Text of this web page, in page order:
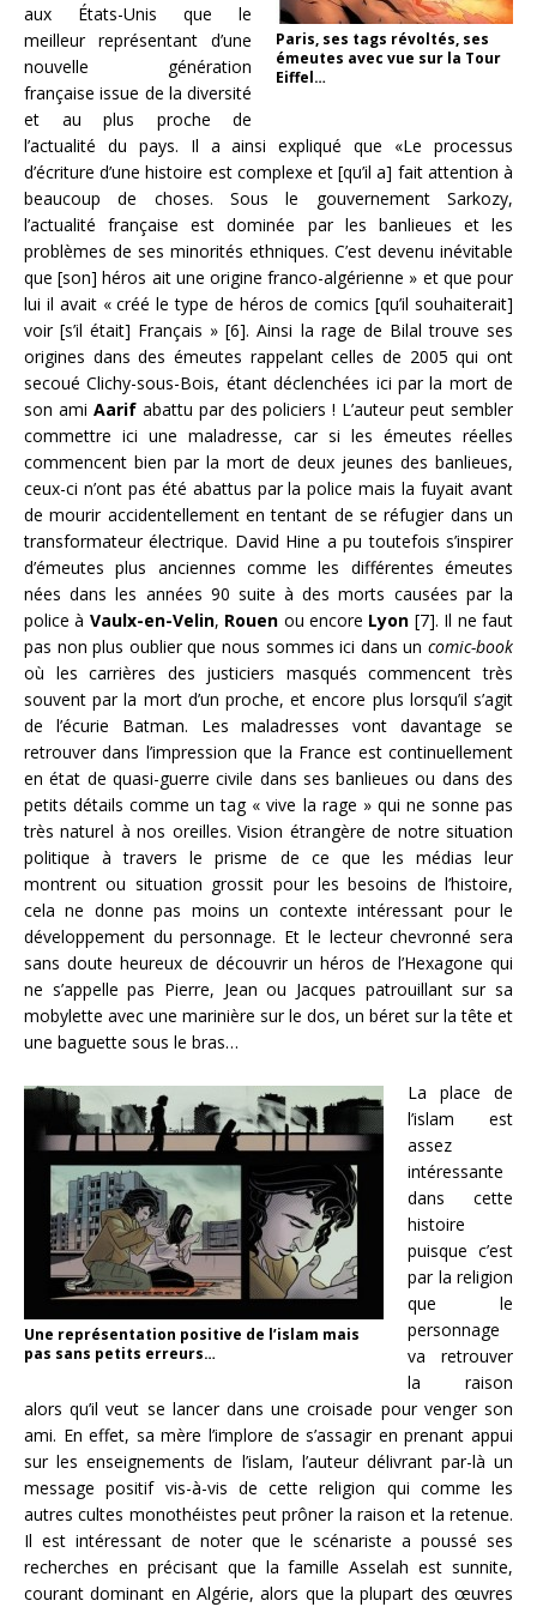
Paris, ses tags révoltés, ses
émeutes avec vue sur la Tour
Eiffel…
aux États-Unis que le
meilleur représentant d’une
nouvelle génération
française issue de la diversité
et au plus proche de
l’actualité du pays. Il a ainsi expliqué que «Le processus
d’écriture d’une histoire est complexe et [qu’il a] fait attention à
beaucoup de choses. Sous le gouvernement Sarkozy,
l’actualité française est dominée par les banlieues et les
problèmes de ses minorités ethniques. C’est devenu inévitable
que [son] héros ait une origine franco-algérienne » et que pour
lui il avait « créé le type de héros de comics [qu’il souhaiterait]
voir [s’il était] Français » [6]. Ainsi la rage de Bilal trouve ses
origines dans des émeutes rappelant celles de 2005 qui ont
secoué Clichy-sous-Bois, étant déclenchées ici par la mort de
son ami Aarif abattu par des policiers ! L’auteur peut sembler
commettre ici une maladresse, car si les émeutes réelles
commencent bien par la mort de deux jeunes des banlieues,
ceux-ci n’ont pas été abattus par la police mais la fuyait avant
de mourir accidentellement en tentant de se réfugier dans un
transformateur électrique. David Hine a pu toutefois s’inspirer
d’émeutes plus anciennes comme les différentes émeutes
nées dans les années 90 suite à des morts causées par la
police à Vaulx-en-Velin, Rouen ou encore Lyon [7]. Il ne faut
pas non plus oublier que nous sommes ici dans un comic-book
où les carrières des justiciers masqués commencent très
souvent par la mort d’un proche, et encore plus lorsqu’il s’agit
de l’écurie Batman. Les maladresses vont davantage se
retrouver dans l’impression que la France est continuellement
en état de quasi-guerre civile dans ses banlieues ou dans des
petits détails comme un tag « vive la rage » qui ne sonne pas
très naturel à nos oreilles. Vision étrangère de notre situation
politique à travers le prisme de ce que les médias leur
montrent ou situation grossit pour les besoins de l’histoire,
cela ne donne pas moins un contexte intéressant pour le
développement du personnage. Et le lecteur chevronné sera
sans doute heureux de découvrir un héros de l’Hexagone qui
ne s’appelle pas Pierre, Jean ou Jacques patrouillant sur sa
mobylette avec une marinière sur le dos, un béret sur la tête et
une baguette sous le bras…
Une représentation positive de l’islam mais
pas sans petits erreurs…
La place de
l’islam est
assez
intéressante
dans cette
histoire
puisque c’est
par la religion
que le
personnage
va retrouver
la raison
alors qu’il veut se lancer dans une croisade pour venger son
ami. En effet, sa mère l’implore de s’assagir en prenant appui
sur les enseignements de l’islam, l’auteur délivrant par-là un
message positif vis-à-vis de cette religion qui comme les
autres cultes monothéistes peut prôner la raison et la retenue.
Il est intéressant de noter que le scénariste a poussé ses
recherches en précisant que la famille Asselah est sunnite,
courant dominant en Algérie, alors que la plupart des œuvres